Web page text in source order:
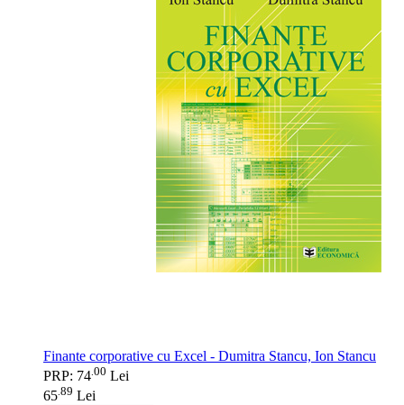
Finante corporative cu Excel - Dumitra Stancu, Ion Stancu
PRP: 74 00 Lei
65 89 Lei